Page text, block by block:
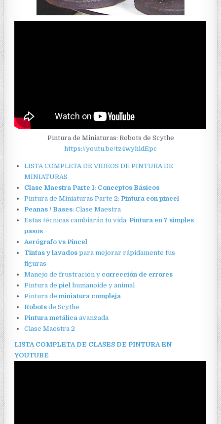
Pintura de Miniaturas: Robots de Scythe
https://youtu.be/tz4wyhldEpc
LISTA COMPLETA DE VIDEOS DE PINTURA DE
MINIATURAS
Clase Maestra Parte 1: Conceptos Básicos
Pintura de Miniaturas Parte 2: Pintura con pincel
Peanas / Bases: Clase Maestra
Estas técnicas cambiarán tu vida: Pintura en 7 simples
pasos
Aerógrafo vs Pincel
Tintas y lavados para mejorar rápidamente tus
figuras
Manejo de frustración y corrección de errores
Pintura depiel humanoide y animal
Pintura deminiatura compleja
Robots de Scythe
Pintura metálica avanzada
Clase Maestra 2
LISTA COMPLETA DE CLASES DE PINTURA EN
YOUTUBE